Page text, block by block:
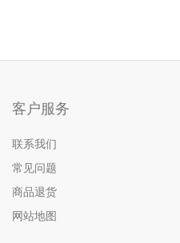
客户服务
联系我们
常见问题
商品退货
网站地图